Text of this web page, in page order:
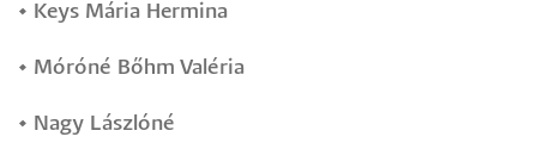
• Keys Mária Hermina
• Móróné Bőhm Valéria
• Nagy Lászlóné